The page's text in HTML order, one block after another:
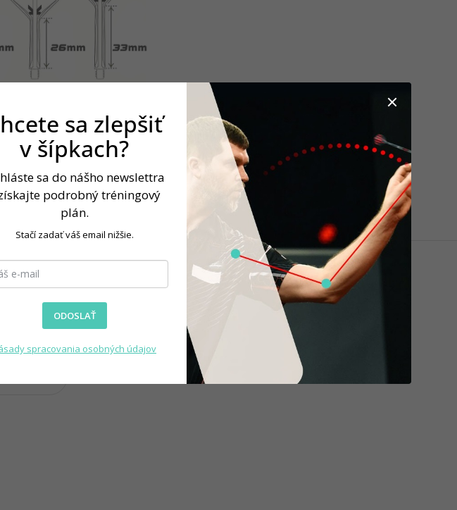
sa zlepšiť
v šípkach?
sa do nášho newslettra
podrobný tréningový
plán.
Stačí zadať váš email nižšie.
ODOSLAŤ
spracovania osobných údajov